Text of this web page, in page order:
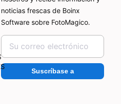
noticias frescas de Boinx
Software sobre FotoMagico.
Suscríbase a